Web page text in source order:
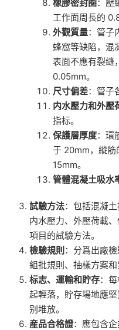
橡膠密封圈 ：壓
工作面周長的
外觀質量：管子
蜂窩等缺陷，混
表面不應有裂縫
0.05mm。
尺寸偏差：管子
内水壓力和外壓
指标。
保護層厚度：環
于 20mm，縱筋
15mm。
管體混凝土吸水
試驗方法：包括混凝
内水壓力、外壓荷載
項目的試驗方法。
檢驗規則 ：分爲出廠
組批規則、抽樣方案和
标志、運輸和貯存：
起輕落，貯存場地應
别堆放。
産品合格證：應包含